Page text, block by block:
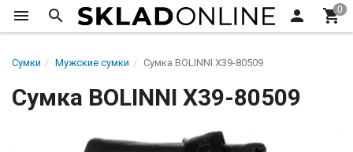
Сумки Мужские сумки Сумка BOLINNI Х39-80509
Сумка BOLINNI Х39-80509